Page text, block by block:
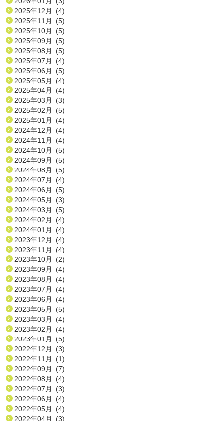
2025年12月 (4)
2025年11月 (5)
2025年10月 (5)
2025年09月 (5)
2025年08月 (5)
2025年07月 (4)
2025年06月 (5)
2025年05月 (4)
2025年04月 (4)
2025年03月 (3)
2025年02月 (5)
2025年01月 (4)
2024年12月 (4)
2024年11月 (4)
2024年10月 (5)
2024年09月 (5)
2024年08月 (5)
2024年07月 (4)
2024年06月 (5)
2024年05月 (3)
2024年03月 (5)
2024年02月 (4)
2024年01月 (4)
2023年12月 (4)
2023年11月 (4)
2023年10月 (2)
2023年09月 (4)
2023年08月 (4)
2023年07月 (4)
2023年06月 (4)
2023年05月 (5)
2023年03月 (4)
2023年02月 (4)
2023年01月 (5)
2022年12月 (3)
2022年11月 (1)
2022年09月 (7)
2022年08月 (4)
2022年07月 (3)
2022年06月 (4)
2022年05月 (4)
2022年04月 (3)